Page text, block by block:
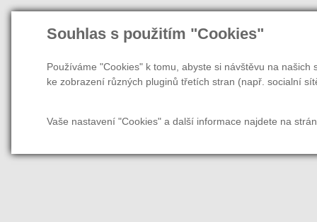
Souhlas s použitím "Cookies"
Používáme "Cookies" k tomu, abyste si návštěvu na
ke zobrazení různých pluginů třetích stran (např. socialní
Vaše nastavení "Cookies" a další informace najdete na